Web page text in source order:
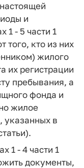
и
1 - 5 части 1
того, кто из них
жилого
их регистрации
пребывания, а
фонда и
жилое
указанных в
1 - 4 части 1
документы,